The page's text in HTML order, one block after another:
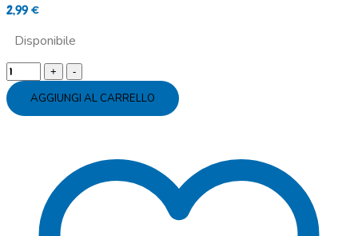
2,99€
Disponibile
Palloncini
sagomati
assortitiAGGIUNGI AL CARRELLO